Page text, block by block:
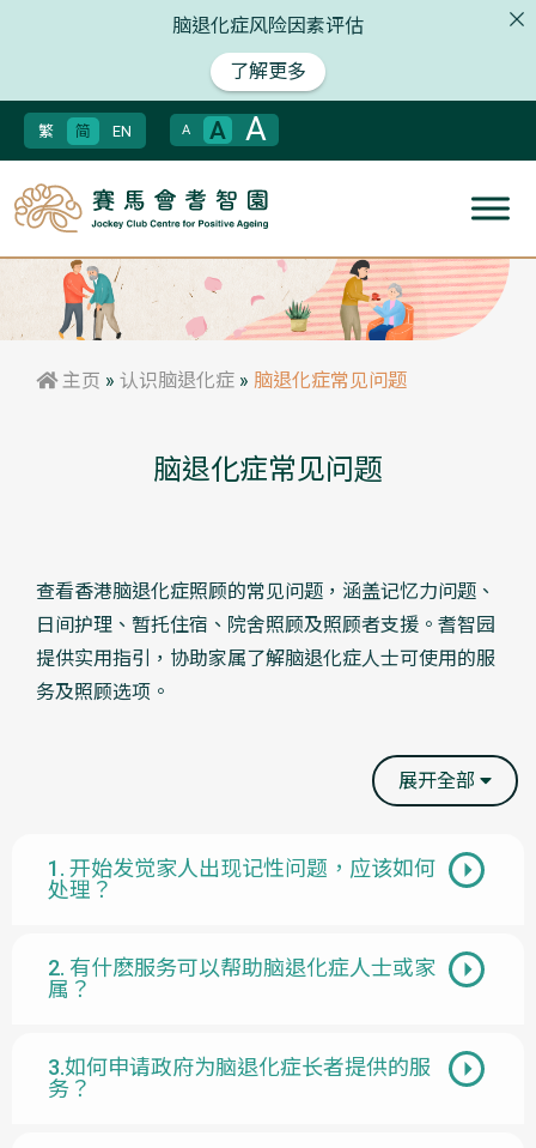
脑退化症风险因素评估
了解更多
繁 简 EN A A A
主页 » 认识脑退化症 » 脑退化症常见问题
脑退化症常见问题
查看香港脑退化症照顾的常见问题，涵盖记忆力问题、
日间护理、暂托住宿、院舍照顾及照顾者支援。耆智园
提供实用指引，协助家属了解脑退化症人士可使用的服
务及照顾选项。
展开全部
1. 开始发觉家人出现记性问题，应该如何
处理？
2. 有什麽服务可以帮助脑退化症人士或家
属？
3.如何申请政府为脑退化症长者提供的服
务？